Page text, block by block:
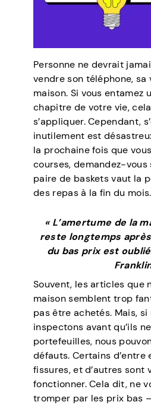
Personne ne devrait
vendre son téléphone, sa
maison. Si vous entamez
chapitre de votre vie,
s’appliquer. Cependant,
inutilement est
la prochaine fois que
courses, demandez-vous
paire de baskets vaut la
des repas à la fin du mois.
« L’amertume de la
reste longtemps
du bas prix est
Souvent, les articles que
maison semblent trop
pas être achetés. Mais, si
inspectons avant qu’ils
portefeuilles, nous
défauts. Certains d’entre
fissures, et d’autres sont
fonctionner. Cela dit, ne
tromper par les prix bas